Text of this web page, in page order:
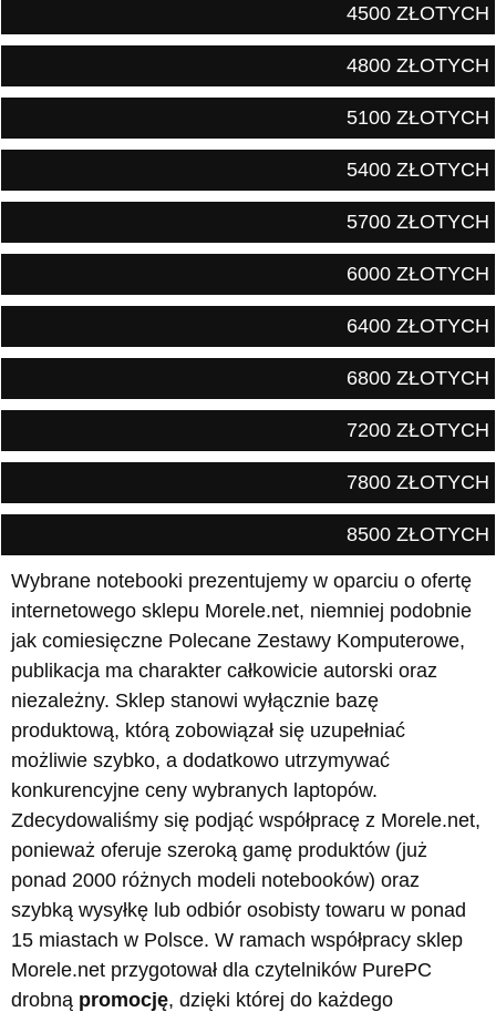
4500 ZŁOTYCH
4800 ZŁOTYCH
5100 ZŁOTYCH
5400 ZŁOTYCH
5700 ZŁOTYCH
6000 ZŁOTYCH
6400 ZŁOTYCH
6800 ZŁOTYCH
7200 ZŁOTYCH
7800 ZŁOTYCH
8500 ZŁOTYCH
Wybrane notebooki prezentujemy w oparciu o ofertę
internetowego sklepu Morele.net, niemniej podobnie
jak comiesięczne Polecane Zestawy Komputerowe,
publikacja ma charakter całkowicie autorski oraz
niezależny. Sklep stanowi wyłącznie bazę
produktową, którą zobowiązał się uzupełniać
możliwie szybko, a dodatkowo utrzymywać
konkurencyjne ceny wybranych laptopów.
Zdecydowaliśmy się podjąć współpracę z Morele.net,
ponieważ oferuje szeroką gamę produktów (już
ponad 2000 różnych modeli notebooków) oraz
szybką wysyłkę lub odbiór osobisty towaru w ponad
15 miastach w Polsce. W ramach współpracy sklep
Morele.net przygotował dla czytelników PurePC
drobną promocję, dzięki której do każdego